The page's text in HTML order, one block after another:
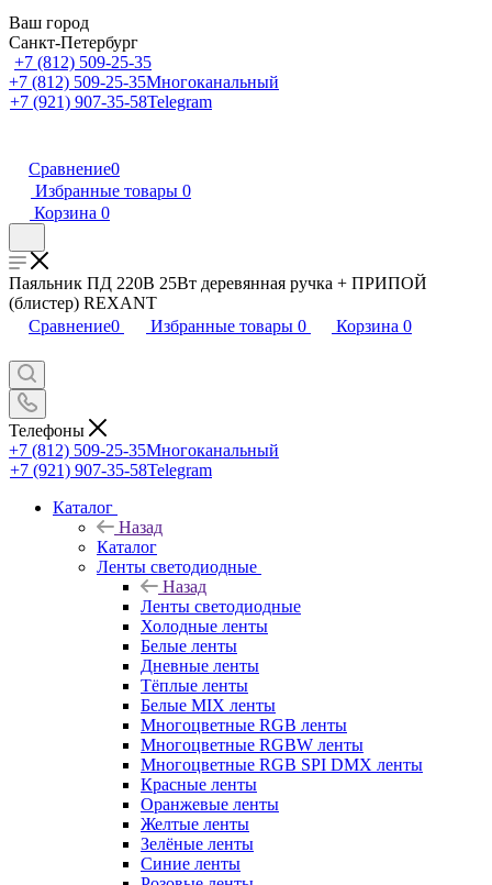
Ваш город
Санкт-Петербург
+7 (812) 509-25-35
+7 (812) 509-25-35Многоканальный
+7 (921) 907-35-58Telegram
Сравнение0
Избранные товары 0
Корзина 0
Паяльник ПД 220В 25Вт деревянная ручка + ПРИПОЙ
(блистер) REXANT
Сравнение0 Избранные товары 0 Корзина 0
Телефоны
+7 (812) 509-25-35Многоканальный
+7 (921) 907-35-58Telegram
Каталог
Назад
Каталог
Ленты светодиодные
Назад
Ленты светодиодные
Холодные ленты
Белые ленты
Дневные ленты
Тёплые ленты
Белые MIX ленты
Многоцветные RGB ленты
Многоцветные RGBW ленты
Многоцветные RGB SPI DMX ленты
Красные ленты
Оранжевые ленты
Желтые ленты
Зелёные ленты
Синие ленты